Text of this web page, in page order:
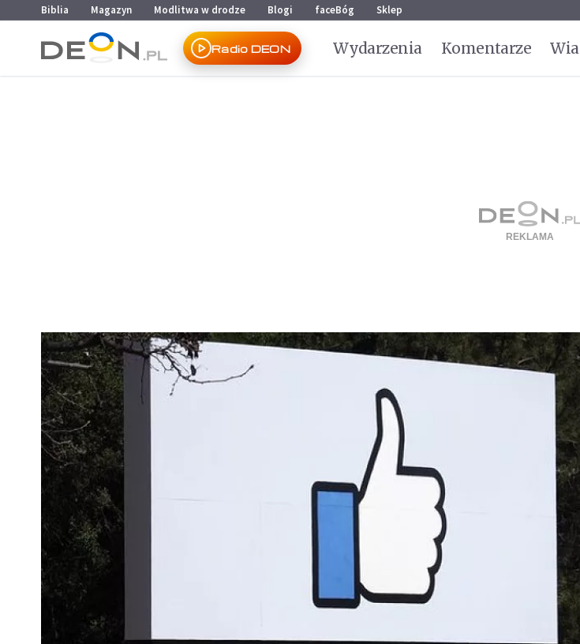
Przejdź do menu głównego
Przejdź do treści
Biblia Magazyn Modlitwa w drodze Blogi faceBóg Sklep
Radio DEON Wydarzenia Komentarze